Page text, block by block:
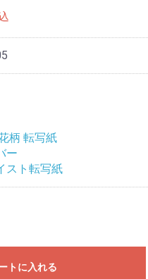
柄 転写紙
ー
スト転写紙
トに入れる